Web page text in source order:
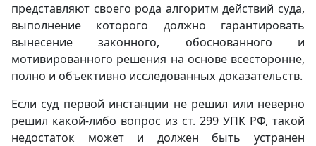
представляют своего рода алгоритм действий суда,
выполнение которого должно гарантировать
вынесение законного, обоснованного и
мотивированного решения на основе всесторонне,
полно и объективно исследованных доказательств.
Если суд первой инстанции не решил или неверно
решил какой-либо вопрос из ст. 299 УПК РФ, такой
недостаток может и должен быть устранен